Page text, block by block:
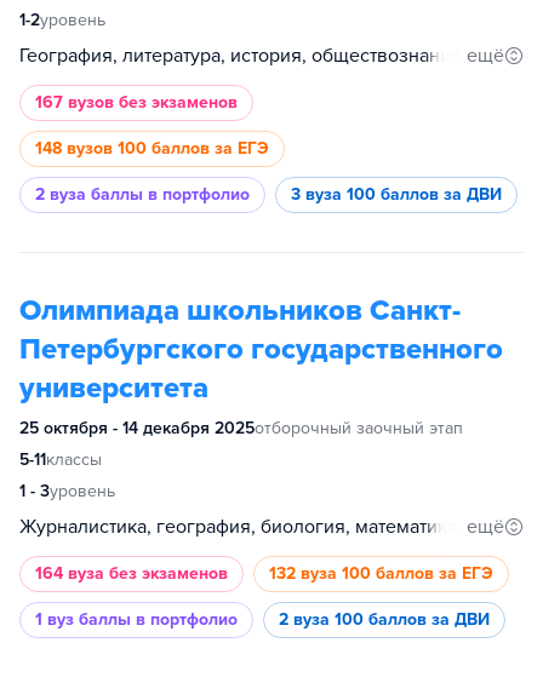
1-2уровень
География, литература, история, обществознание, биология, философия, право, информатика, психология, химия, математика, иностранный язык, основы российской государственности, религиоведение, политология, русский язык, международные отношения и глобалистика, механика и математическое моделирование, физика, фундаментальная медицина, робототехника, предпринимательство, экология, космонавтика, генетика, журналистика, геология, высокие технологии
ещё
167 вузов без экзаменов
148 вузов 100 баллов за ЕГЭ
2 вуза баллы в портфолио 3 вуза 100 баллов за ДВИ
Олимпиада школьников Санкт-
Петербургского государственного
университета
25 октября - 14 декабря 2025отборочный заочный этап
5-11классы
1 - 3уровень
Журналистика, география, биология, математика, информатика, физика, история, филология, французский язык, испанский язык, немецкий язык, китайский язык, английский язык, философия, международные отношения, экономика, инженерные системы, химия, обществознание, право, математическое моделирование и искусственный интеллект, политология, гуманитарные и социальные науки, психология, медицина
ещё
164 вуза без экзаменов 132 вуза 100 баллов за ЕГЭ
1 вуз баллы в портфолио 2 вуза 100 баллов за ДВИ